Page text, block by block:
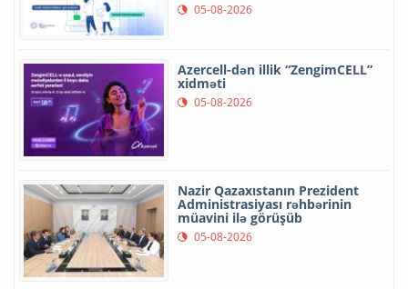
05-08-2026
Azercell-dən illik “ZengimCELL”
xidməti
05-08-2026
Nazir Qazaxıstanın Prezident
Administrasiyası rəhbərinin
müavini ilə görüşüb
05-08-2026